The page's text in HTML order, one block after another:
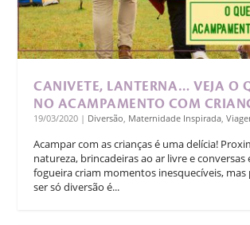
CANIVETE, LANTERNA… VEJA O
NO ACAMPAMENTO COM
19/03/2020 | Diversão Maternidade Inspirada ,
Acampar com as crianças é uma delícia!
natureza, brincadeiras ao ar livre e conversas
fogueira criam momentos inesquecíveis, mas
ser só diversão é...